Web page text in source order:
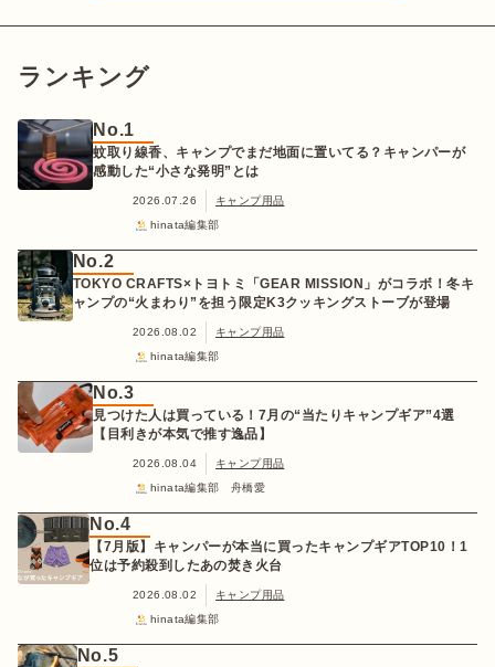
ランキング
No.1
蚊取り線香、キャンプでまだ地面に置いてる？キャンパーが
感動した“小さな発明”とは
2026.07.26
キャンプ用品
hinata編集部
No.2
TOKYO CRAFTS×トヨトミ「GEAR MISSION」がコラボ！冬キ
ャンプの“火まわり”を担う限定K3クッキングストーブが登場
2026.08.02
キャンプ用品
hinata編集部
No.3
見つけた人は買っている！7月の“当たりキャンプギア”4選
【目利きが本気で推す逸品】
2026.08.04
キャンプ用品
hinata編集部 舟橋愛
No.4
【7月版】キャンパーが本当に買ったキャンプギアTOP10！1
位は予約殺到したあの焚き火台
2026.08.02
キャンプ用品
hinata編集部
No.5